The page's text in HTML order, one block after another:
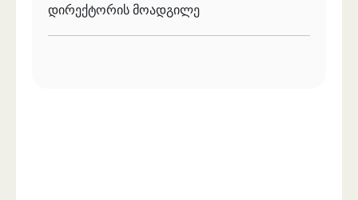
დირექტორის მოადგილე